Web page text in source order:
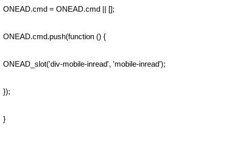
ONEAD.cmd = ONEAD.cmd || [];
ONEAD.cmd.push(function () {
ONEAD_slot('div-mobile-inread', 'mobile-inread');
});
}